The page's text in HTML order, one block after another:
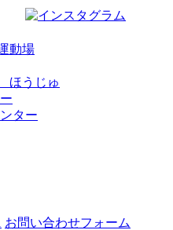
お問い合わせフォーム